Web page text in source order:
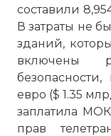
составили
В затраты не
зданий,
включены
евро ($ 1.35
заплатила
прав